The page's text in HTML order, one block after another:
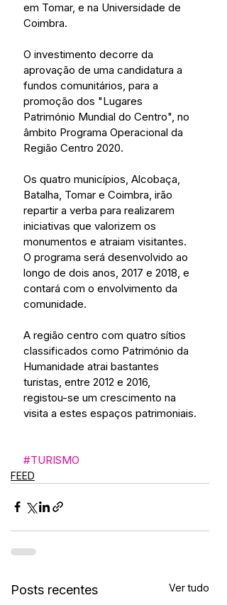
em Tomar, e na Universidade de
Coimbra.
O investimento decorre da
aprovação de uma candidatura a
fundos comunitários, para a
promoção dos "Lugares
Património Mundial do Centro", no
âmbito Programa Operacional da
Região Centro 2020.
Os quatro municípios, Alcobaça,
Batalha, Tomar e Coimbra, irão
repartir a verba para realizarem
iniciativas que valorizem os
monumentos e atraiam visitantes.
O programa será desenvolvido ao
longo de dois anos, 2017 e 2018, e
contará com o envolvimento da
comunidade.
A região centro com quatro sítios
classificados como Património da
Humanidade atrai bastantes
turistas, entre 2012 e 2016,
registou-se um crescimento na
visita a estes espaços patrimoniais.
#TURISMO
FEED
Posts recentes Ver tudo